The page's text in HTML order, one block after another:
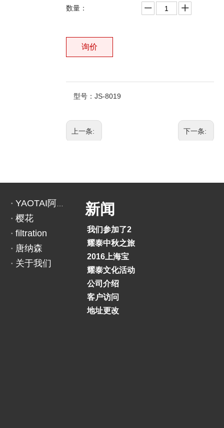
数量：
询价
型号： JS-8019
上一条: 下一条:
樱花
filtration
唐纳森
关于我们
新闻
我们参加了2018印度BAUMA展览会
耀泰中秋之旅
2016上海宝马展
耀泰文化活动
公司介绍
客户访问
地址更改